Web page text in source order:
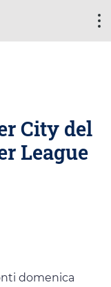
City del
League
domenica